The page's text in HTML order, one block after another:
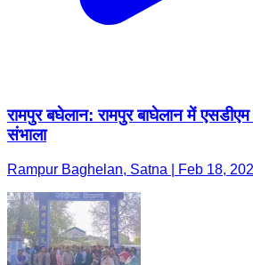
रामपुर बघेलान: रामपुर बाघेलान में
संभाला
Rampur Baghelan, Satna | Feb 18,